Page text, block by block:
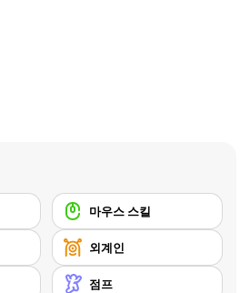
마우스 스킬
외계인
점프